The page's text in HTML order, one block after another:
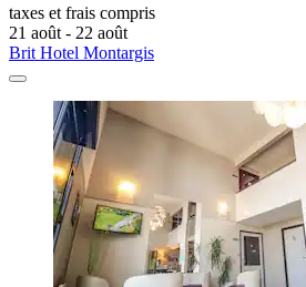
taxes et frais compris
21 août - 22 août
Brit Hotel Montargis